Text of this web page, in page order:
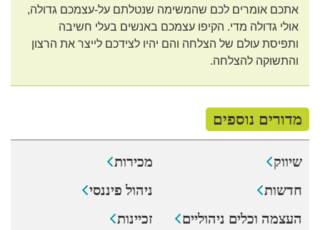
אתכם אומרים לכם שהמשימה שנטלתם על-עצמכם גדולה,
אולי גדולה מדי. הקיפו עצמכם באנשים בעלי חשיבה
ותפיסת עולם של הצלחה והם יהיו לצידכם לייצר את הרצון
והתשוקה להצלחה.
מדורים נוספים
שיווק
מכירות
חדשות
ניהול פיננסי
העצמה וכלים ניהוליים
זכיינות